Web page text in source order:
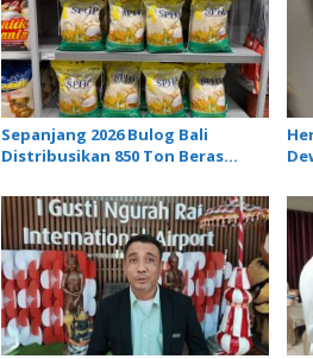
i
g
a
t
i
o
n
Sepanjang 2026 Bulog Bali
Distribusikan 850 Ton Beras
Moderen